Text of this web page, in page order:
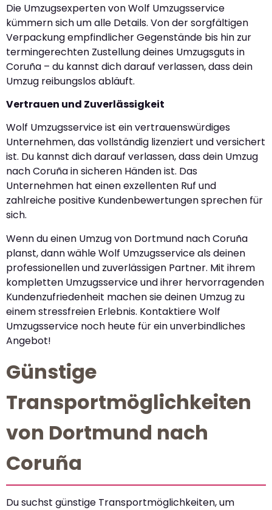
Die Umzugsexperten von Wolf Umzugsservice
kümmern sich um alle Details. Von der sorgfältigen
Verpackung empfindlicher Gegenstände bis hin zur
termingerechten Zustellung deines Umzugsguts in
Coruña – du kannst dich darauf verlassen, dass dein
Umzug reibungslos abläuft.
Vertrauen und Zuverlässigkeit
Wolf Umzugsservice ist ein vertrauenswürdiges
Unternehmen, das vollständig lizenziert und versichert
ist. Du kannst dich darauf verlassen, dass dein Umzug
nach Coruña in sicheren Händen ist. Das
Unternehmen hat einen exzellenten Ruf und
zahlreiche positive Kundenbewertungen sprechen für
sich.
Wenn du einen Umzug von Dortmund nach Coruña
planst, dann wähle Wolf Umzugsservice als deinen
professionellen und zuverlässigen Partner. Mit ihrem
kompletten Umzugsservice und ihrer hervorragenden
Kundenzufriedenheit machen sie deinen Umzug zu
einem stressfreien Erlebnis. Kontaktiere Wolf
Umzugsservice noch heute für ein unverbindliches
Angebot!
Günstige
Transportmöglichkeiten
von Dortmund nach
Coruña
Du suchst günstige Transportmöglichkeiten, um